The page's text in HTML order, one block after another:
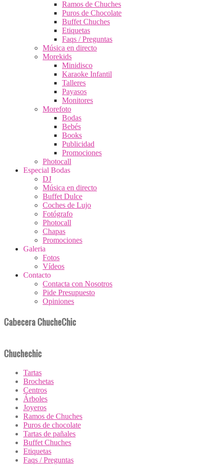
Ramos de Chuches
Puros de Chocolate
Buffet Chuches
Etiquetas
Faqs / Preguntas
Música en directo
Morekids
Minidisco
Karaoke Infantil
Talleres
Payasos
Monitores
Morefoto
Bodas
Bebés
Books
Publicidad
Promociones
Photocall
Especial Bodas
DJ
Música en directo
Buffet Dulce
Coches de Lujo
Fotógrafo
Photocall
Chapas
Promociones
Galeria
Fotos
Vídeos
Contacto
Contacta con Nosotros
Pide Presupuesto
Opiniones
Cabecera ChucheChic
Chuchechic
Tartas
Brochetas
Centros
Árboles
Joyeros
Ramos de Chuches
Puros de chocolate
Tartas de pañales
Buffet Chuches
Etiquetas
Faqs / Preguntas